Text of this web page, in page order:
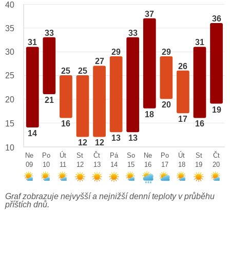
31
14
33
21
25
16
25
12
27
12
29
13
33
13
37
18
29
20
26
17
31
16
36
19
40
35
30
25
20
15
10
Ne
09
Po
10
Út
11
St
12
Čt
13
Pá
14
So
15
Ne
16
Po
17
Út
18
St
19
Čt
20
Graf zobrazuje nejvyšší a nejnižší denní teploty v průběhu
příštích dnů.